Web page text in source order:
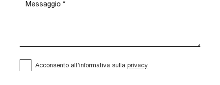
Acconsento all'informativa sulla privacy